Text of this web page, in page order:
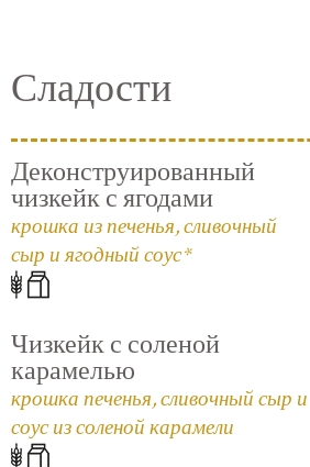
Сладости
Деконструированный
чизкейк с ягодами
крошка из печенья, сливочный
сыр и ягодный соус*
Чизкейк с соленой
карамелью
крошка печенья, сливочный сыр и
соус из соленой карамели